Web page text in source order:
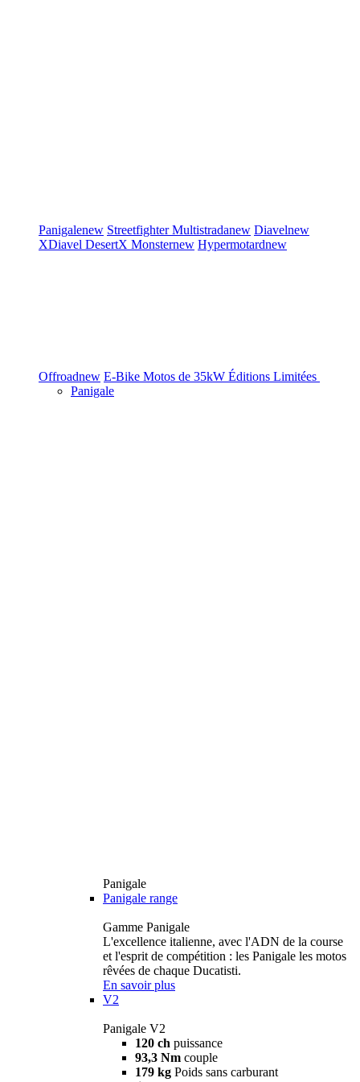
Panigalenew StreetfighterMultistradanew Diavelnew
XDiavel DesertX Monsternew Hypermotardnew
Offroadnew E-Bike Motos de 35kW Éditions Limitées
Panigale
Panigale
Panigale range
Gamme Panigale
L'excellence italienne, avec l'ADN de la course
et l'esprit de compétition : les Panigale les motos
rêvées de chaque Ducatisti.
En savoir plus
V2
Panigale V2
120 ch puissance
93,3 Nm couple
179 kg Poids sans carburant